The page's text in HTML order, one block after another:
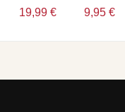
19,99 € 9,95 €